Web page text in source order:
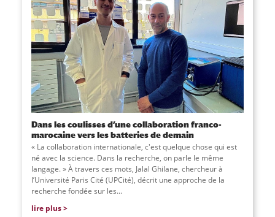
Dans les coulisses d’une collaboration franco-
marocaine vers les batteries de demain
« La collaboration internationale, c'est quelque chose qui est
né avec la science. Dans la recherche, on parle le même
langage. » À travers ces mots, Jalal Ghilane, chercheur à
l’Université Paris Cité (UPCité), décrit une approche de la
recherche fondée sur les...
lire plus